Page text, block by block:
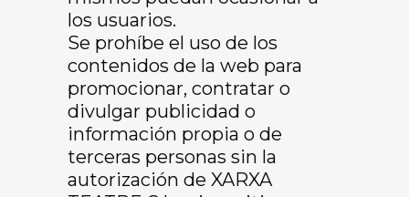
los usuarios.
Se prohíbe el uso de los
contenidos de la web para
promocionar, contratar o
divulgar publicidad o
información propia o de
terceras personas sin la
autorización de XARXA